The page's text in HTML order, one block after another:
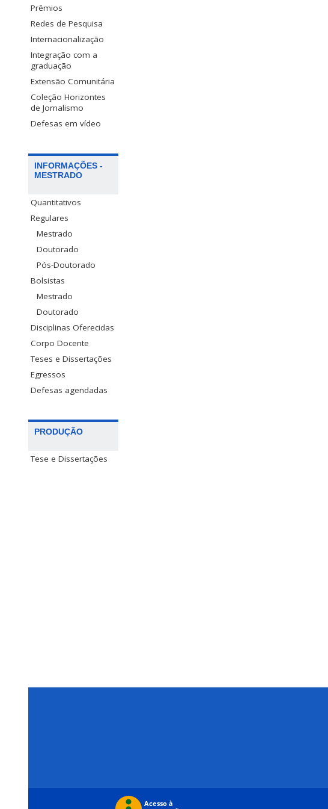
Prêmios
Redes de Pesquisa
Internacionalização
Integração com a
graduação
Extensão Comunitária
Coleção Horizontes
de Jornalismo
Defesas em vídeo
INFORMAÇÕES -
MESTRADO
Quantitativos
Regulares
Mestrado
Doutorado
Pós-Doutorado
Bolsistas
Mestrado
Doutorado
Disciplinas Oferecidas
Corpo Docente
Teses e Dissertações
Egressos
Defesas agendadas
PRODUÇÃO
Tese e Dissertações